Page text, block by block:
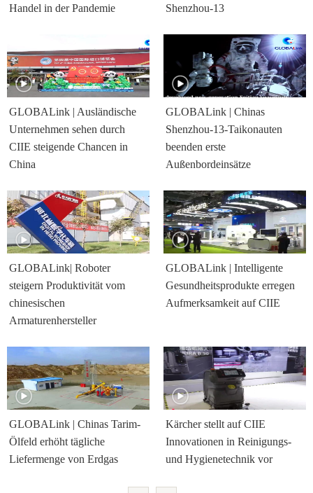
Handel in der Pandemie
Shenzhou-13
GLOBALink | Ausländische
Unternehmen sehen durch
CIIE steigende Chancen in
China
GLOBALink | Chinas
Shenzhou-13-Taikonauten
beenden erste
Außenbordeinsätze
GLOBALink| Roboter
steigern Produktivität vom
chinesischen
Armaturenhersteller
GLOBALink | Intelligente
Gesundheitsprodukte erregen
Aufmerksamkeit auf CIIE
GLOBALink | Chinas Tarim-
Ölfeld erhöht tägliche
Liefermenge von Erdgas
Kärcher stellt auf CIIE
Innovationen in Reinigungs-
und Hygienetechnik vor